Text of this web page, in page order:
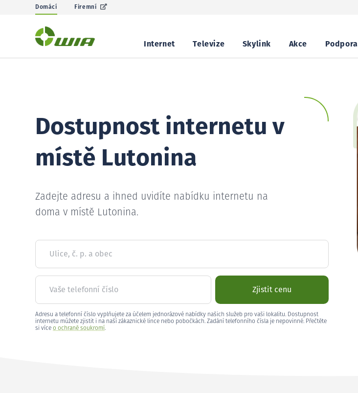
Domácí Firemní
Internet Televize Skylink Akce Podpora
Dostupnost internetu v
místě Lutonina
Zadejte adresu a ihned uvidíte nabídku internetu na
doma v místě Lutonina.
Ulice, č. p. a obec
Vaše telefonní číslo Zjistit cenu
Adresu a telefonní číslo vyplňujete za účelem jednorázové nabídky našich služeb pro vaši lokalitu. Dostupnost
internetu můžete zjistit i na naší zákaznické lince nebo pobočkách. Zadání telefonního čísla je nepovinné. Přečtěte
si více o ochraně soukromí.